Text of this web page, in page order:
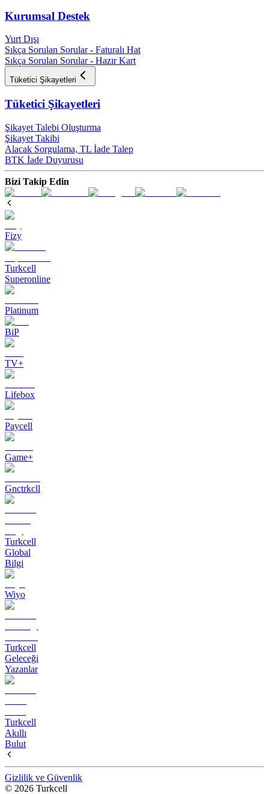
Kurumsal Destek
Yurt Dışı
Sıkça Sorulan Sorular - Faturalı Hat
Sıkça Sorulan Sorular - Hazır Kart
Tüketici Şikayetleri
Tüketici Şikayetleri
Şikayet Talebi Oluşturma
Şikayet Takibi
Alacak Sorgulama, TL İade Talep​
BTK İade Duyurusu
Bizi Takip Edin
Fizy
Turkcell
Superonline
Platinum
BiP
TV+
Lifebox
Paycell
Game+
Gnctrkcll
Turkcell
Global
Bilgi
Wiyo
Turkcell
Geleceği
Yazanlar
Turkcell
Akıllı
Bulut
Gizlilik ve Güvenlik
© 2026 Turkcell